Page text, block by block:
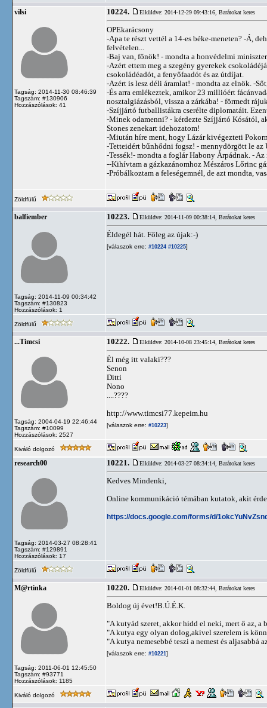
vilsi
Tagság: 2014-11-30 08:46:39
Tagszám: #130906
Hozzászólások: 41
10224. Elküldve: 2014-12-29 09:43:16, Barátokat keres
OPEkarácsony
-Apa te részt vettél a 14-es béke-meneten? -Á,
felvételen...
-Baj van, főnök! - mondta a honvédelmi
-Azért ettem meg a szegény gyerekek
csokoládéadót, a fenyőfaadót és az útdíjat.
-Azért is lesz déli áramlat! - mondta az elnök. -
-És arra emlékeztek, amikor 23 millióért
nosztalgiázásból, vissza a zárkába! - förmedt
-Szíjjártó futballistákra cserélte diplomatáit.
-Minek odamenni? - kérdezte Szíjjártó Kósától,
Stones zenekart idehozatom!
-Miután híre ment, hogy Lázár kivégezteti
-Tetteidért bűnhődni fogsz! - mennydörgött le
-Tessék!- mondta a foglár Habony Árpádnak. -
--Kihívtam a gázkazánomhoz Mészáros Lőrinc
-Próbálkoztam a feleségemnél, de azt mondta,
Zöldfülű
balfiember
Tagság: 2014-11-09 00:34:42
Tagszám: #130823
Hozzászólások: 1
10223. Elküldve: 2014-11-09 00:38:14, Barátokat keres
Éldegél hát. Főleg az újak:-)
[válaszok erre: #10224 #10225]
Zöldfülű
...Timcsi
Tagság: 2004-04-19 22:46:44
Tagszám: #10099
Hozzászólások: 2527
10222. Elküldve: 2014-10-08 23:45:14, Barátokat keres
Él még itt valaki???
Senon
Ditti
Nono
....????
http://www.timcsi77.kepeim.hu
[válaszok erre: #10223]
Kiváló dolgozó
research00
Tagság: 2014-03-27 08:28:41
Tagszám: #129891
Hozzászólások: 17
10221. Elküldve: 2014-03-27 08:34:14, Barátokat keres
Kedves Mindenki,
Online kommunikáció témában kutatok, akit
https://docs.google.com/forms/d/
Zöldfülű
M@rtinka
Tagság: 2011-06-01 12:45:50
Tagszám: #93771
Hozzászólások: 1185
10220. Elküldve: 2014-01-01 08:32:44, Barátokat keres
Boldog új évet!B.Ú.É.K.
"A kutyád szeret, akkor hidd el neki, mert ő az, a
"A kutya egy olyan dolog,akivel szerelem is
"A kutya nemesebbé teszi a nemest és aljasabbá
[válaszok erre: #10221]
Kiváló dolgozó